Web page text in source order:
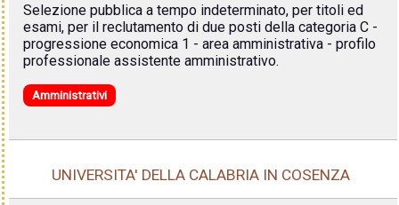
Selezione pubblica a tempo indeterminato, per titoli ed
esami, per il reclutamento di due posti della categoria C -
progressione economica 1 - area amministrativa - profilo
professionale assistente amministrativo.
Amministrativi
UNIVERSITA' DELLA CALABRIA IN COSENZA